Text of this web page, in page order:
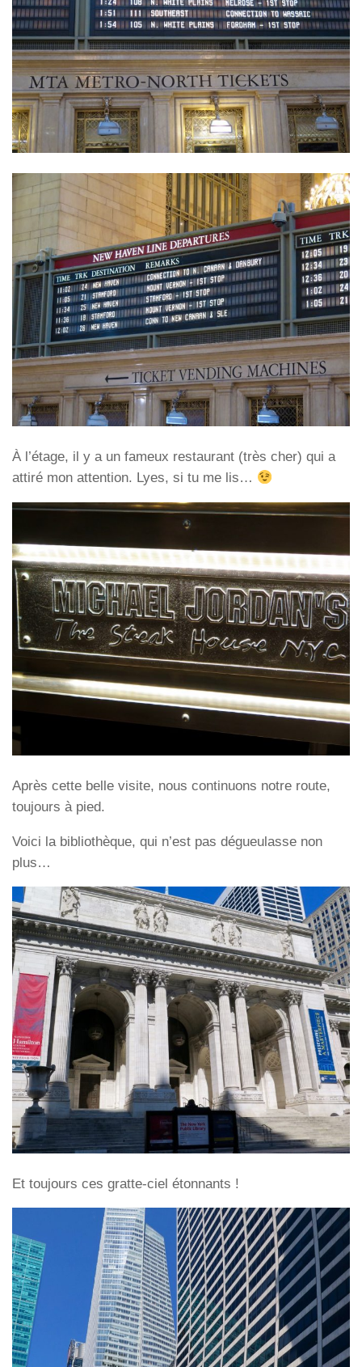
À l’étage, il y a un fameux restaurant (très cher) qui a
attiré mon attention. Lyes, si tu me lis…
Après cette belle visite, nous continuons notre route,
toujours à pied.
Voici la bibliothèque, qui n’est pas dégueulasse non
plus…
Et toujours ces gratte-ciel étonnants !